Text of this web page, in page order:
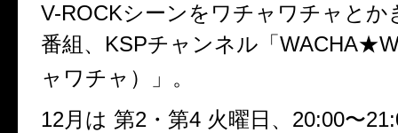
V-ROCKシーンをワチャワチャとか
番組、 KSPチャンネル「 WACHA★
ャワチャ）」。
12月は 第2 ・第4 火曜日、 20:00〜